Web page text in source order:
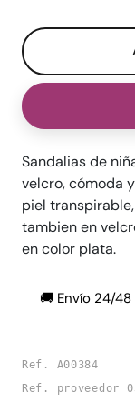
Sandalias de
velcro, cómoda
piel
tambien en
en color plata.
🚚 Envío 24/
Ref. A00384
Ref. proveedor